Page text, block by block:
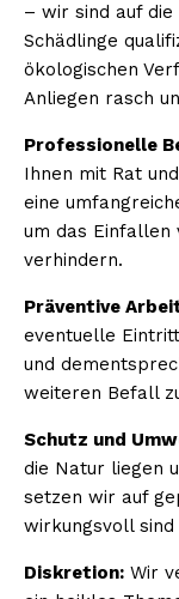
– wir sind auf
Schädlinge
ökologischen
Anliegen rasch
Professionelle
Ihnen mit Rat
eine
um das Einfallen
verhindern.
Präventive
eventuelle
und
weiteren Befall
Schutz und
die Natur liegen
setzen wir auf
wirkungsvoll
Diskretion: Wir